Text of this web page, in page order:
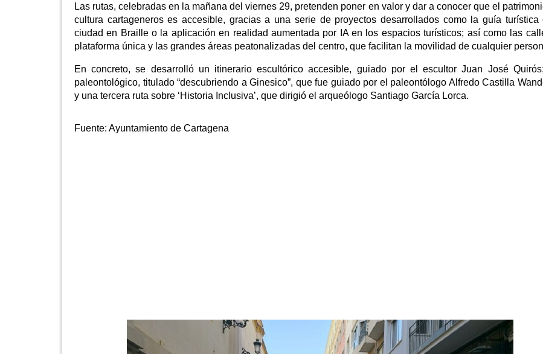
Las rutas, celebradas en la mañana del viernes 29, pretenden poner en valor y dar a conocer que el
cultura cartageneros es accesible, gracias a una serie de proyectos desarrollados como la guía turística
ciudad en Braille o la aplicación en realidad aumentada por IA en los espacios turísticos; así como las
plataforma única y las grandes áreas peatonalizadas del centro, que facilitan la movilidad de cualquier
En concreto, se desarrolló un itinerario escultórico accesible, guiado por el escultor Juan José
paleontológico, titulado “descubriendo a Ginesico”, que fue guiado por el paleontólogo Alfredo Castilla
y una tercera ruta sobre ‘Historia Inclusiva’, que dirigió el arqueólogo Santiago García Lorca.
Fuente: Ayuntamiento de Cartagena